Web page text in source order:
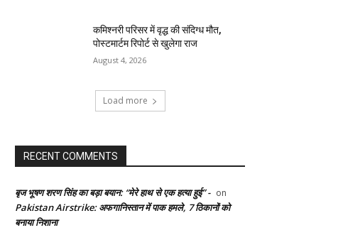
कमिश्नरी परिसर में वृद्ध की संदिग्ध मौत,
पोस्टमार्टम रिपोर्ट से खुलेगा राज
August 4, 2026
Load more
RECENT COMMENTS
बृज भूषण शरण सिंह का बड़ा बयान: “मेरे हाथ से एक हत्या हुई” - on
Pakistan Airstrike: अफगानिस्तान में पाक हमले, 7 ठिकानों को
बनाया निशाना